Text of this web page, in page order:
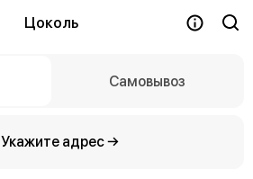
Цоколь
Самовывоз
Укажите адрес →